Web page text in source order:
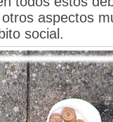
aspectos
social.